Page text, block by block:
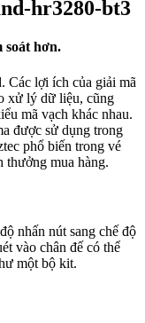
soát hơn.
Các lợi ích của giải mã
xử lý dữ liệu, cũng
mã vạch khác nhau.
được sử dụng trong
phổ biến trong vé
thưởng mua hàng.
nhấn nút sang chế độ
vào chân đế có thể
một bộ kit.